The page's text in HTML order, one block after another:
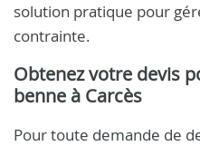
solution pratique pour
contrainte.
Obtenez votre devis
benne à Carcès
Pour toute demande de